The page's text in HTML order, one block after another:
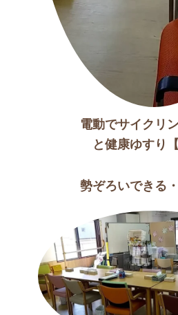
電動でサイクリ
と健康ゆすり
勢ぞろいできる